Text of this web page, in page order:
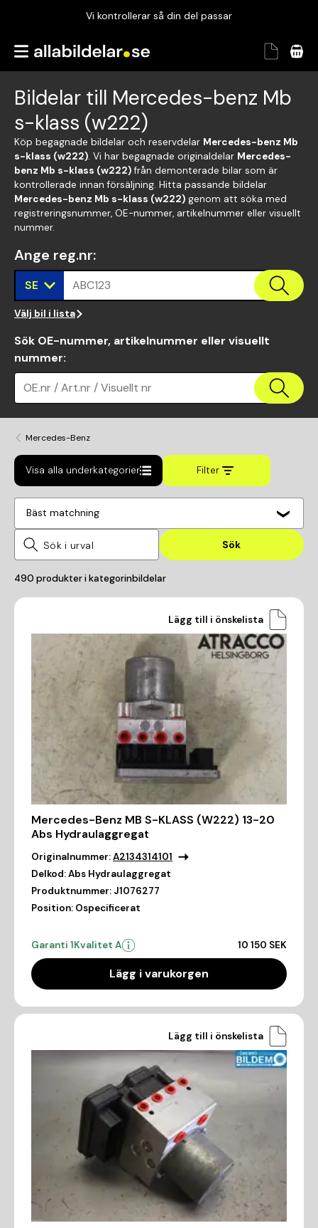
Vi kontrollerar så din del passar
Garanterad passform
Vi kontrollerar så din del passar
Bildelar till Mercedes-benz Mb
s-klass (w222)
Köp begagnade bildelar och reservdelar Mercedes-benz Mb
s-klass (w222). Vi har begagnade originaldelar Mercedes-
benz Mb s-klass (w222)från demonterade bilar som är
kontrollerade innan försäljning. Hitta passande bildelar
Mercedes-benz Mb s-klass (w222) genom att söka med
registreringsnummer, OE-nummer, artikelnummer eller visuellt
nummer.
Ange reg.nr:
SE ABC123
Välj bil i lista
Sök OE-nummer, artikelnummer eller visuellt
nummer:
OE.nr / Art.nr / Visuellt nr
Mercedes-Benz
Visa alla underkategorier Filter
Bäst matchning
Sök
490 produkter i kategorinbildelar
Lägg till i önskelista
Mercedes-Benz MB S-KLASS (W222) 13-20
Abs Hydraulaggregat
Originalnummer:A2134314101
Delkod:Abs Hydraulaggregat
Produktnummer: J1076277
Position: Ospecificerat
Garanti 1Kvalitet A 10 150 SEK
Lägg i varukorgen
Lägg till i önskelista